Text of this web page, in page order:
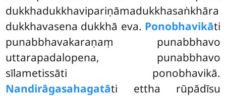
dukkhadukkhavipariṇāmadukkhasaṅkhāra
dukkhavasena dukkhā eva. Ponobhavikāti
punabbhavakaraṇaṃ punabbhavo
uttarapadalopena, punabbhavo
sīlametissāti ponobhavikā.
Nandirāgasahagatāti ettha rūpādīsu